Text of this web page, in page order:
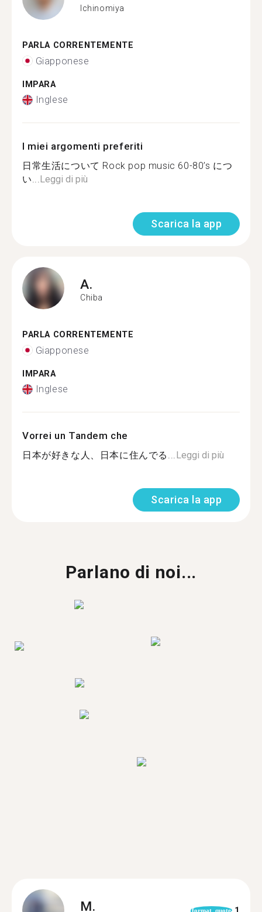
Ichinomiya
PARLA CORRENTEMENTE
Giapponese
IMPARA
Inglese
I miei argomenti preferiti
日常生活について Rock pop music 60-80’s につ
い...Leggi di più
Scarica la app
A.
Chiba
PARLA CORRENTEMENTE
Giapponese
IMPARA
Inglese
Vorrei un Tandem che
日本が好きな人、日本に住んでる...Leggi di più
Scarica la app
Parlano di noi...
M. format_quote